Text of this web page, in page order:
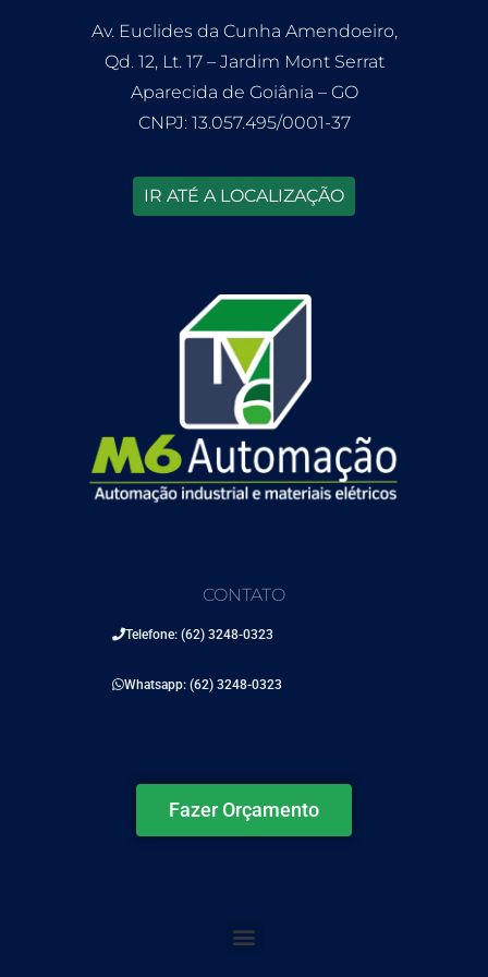
Av. Euclides da Cunha Amendoeiro,
Qd. 12, Lt. 17 – Jardim Mont Serrat
Aparecida de Goiânia – GO
CNPJ: 13.057.495/0001-37
IR ATÉ A LOCALIZAÇÃO
CONTATO
Telefone: (62) 3248-0323
Whatsapp: (62) 3248-0323
Fazer Orçamento